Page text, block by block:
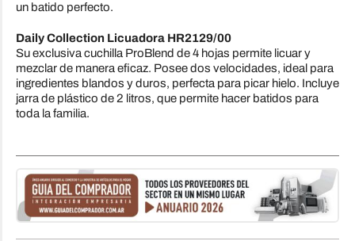
un batido perfecto.
Daily Collection Licuadora HR2129/00
Su exclusiva cuchilla ProBlend de 4 hojas permite licuar y
mezclar de manera eficaz. Posee dos velocidades, ideal para
ingredientes blandos y duros, perfecta para picar hielo. Incluye
jarra de plástico de 2 litros, que permite hacer batidos para
toda la familia.